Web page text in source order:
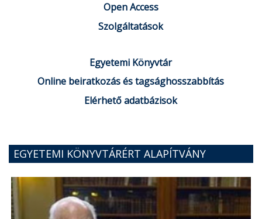
Open Access
Szolgáltatások
Egyetemi Könyvtár
Online beiratkozás és tagsághosszabbítás
Elérhető adatbázisok
EGYETEMI KÖNYVTÁRÉRT ALAPÍTVÁNY